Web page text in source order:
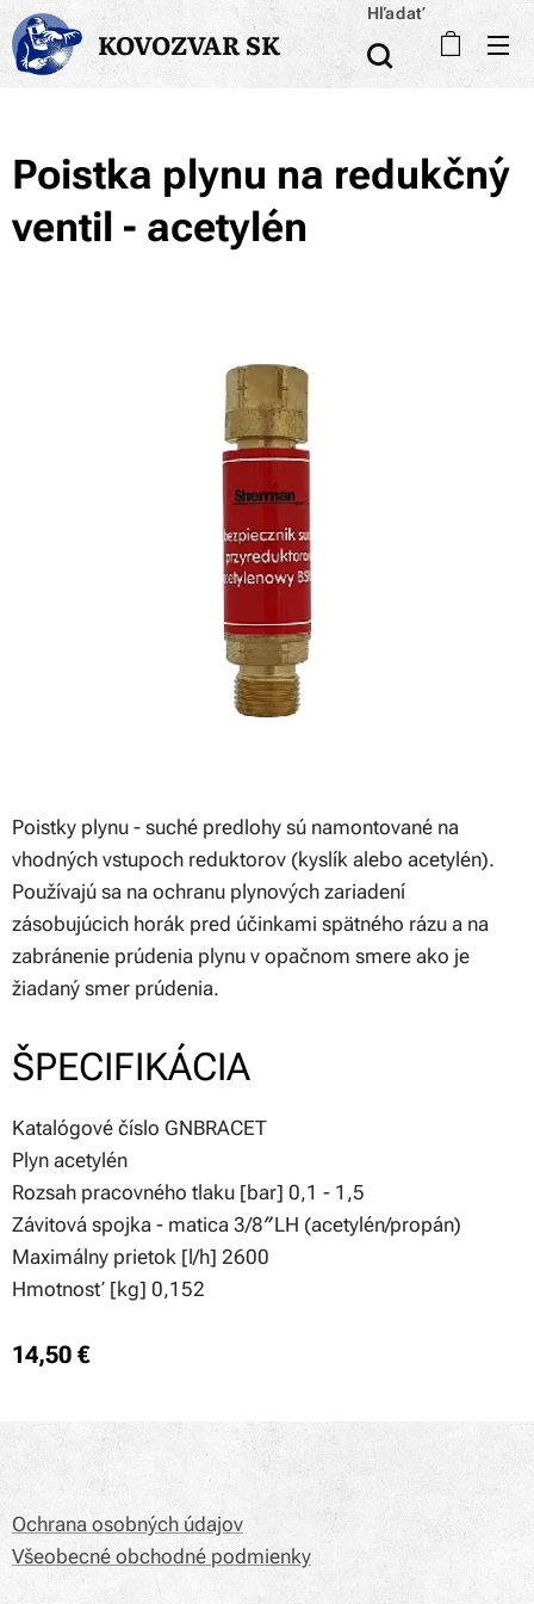
KOVOZVAR SK
Hľadať
Poistka plynu na redukčný
ventil - acetylén
Poistky plynu - suché predlohy sú namontované na
vhodných vstupoch reduktorov (kyslík alebo acetylén).
Používajú sa na ochranu plynových zariadení
zásobujúcich horák pred účinkami spätného rázu a na
zabránenie prúdenia plynu v opačnom smere ako je
žiadaný smer prúdenia.
ŠPECIFIKÁCIA
Katalógové číslo GNBRACET
Plyn acetylén
Rozsah pracovného tlaku [bar] 0,1 - 1,5
Závitová spojka - matica 3/8″LH (acetylén/propán)
Maximálny prietok [l/h] 2600
Hmotnosť [kg] 0,152
14,50 €
Ochrana osobných údajov
Všeobecné obchodné podmienky